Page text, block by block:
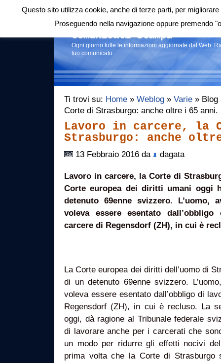
Login|RSS |
Comunicati stampa
Ogni giorno tutte le informazioni aggiornate dal Web.
tuo comunicato.
Ti trovi su: Home » Weblog » Varie » Blog
Corte di Strasburgo: anche oltre i 65
Lavoro in carcere, la
Strasburgo: anche
13 Febbraio 2016 da dagata
Lavoro in carcere, la Corte di
Corte europea dei diritti umani oggi
detenuto 69enne svizzero. L’uomo,
voleva essere esentato
carcere di Regensdorf (ZH), in cui è
La Corte europea dei diritti dell’uomo di
di un detenuto 69enne svizzero.
voleva essere esentato dall’obbligo di
Regensdorf (ZH), in cui è recluso. La
oggi, dà ragione al Tribunale federale
di lavorare anche per i carcerati che
un modo per ridurre gli effetti nocivi
prima volta che la Corte di Strasburgo
Questo sito utilizza cookie, anche di terze parti, per
Proseguendo nella navigazione oppure premendo